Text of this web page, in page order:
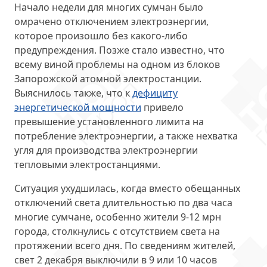
Начало недели для многих сумчан было
омрачено отключением электроэнергии,
которое произошло без какого-либо
предупреждения. Позже стало известно, что
всему виной проблемы на одном из блоков
Запорожской атомной электростанции.
Выяснилось также, что кдефициту
энергетической мощности привело
превышение установленного лимита на
потребление электроэнергии, а также нехватка
угля для производства электроэнергии
тепловыми электростанциями.
Ситуация ухудшилась, когда вместо обещанных
отключений света длительностью по два часа
многие сумчане, особенно жители 9-12 мрн
города, столкнулись с отсутствием света на
протяжении всего дня. По сведениям жителей,
свет 2 декабря выключили в 9 или 10 часов